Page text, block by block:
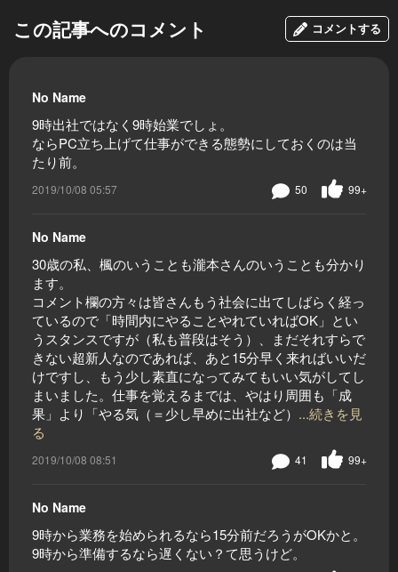
この記事へのコメント コメントする
No Name
9時出社ではなく9時始業でしょ。
ならPC立ち上げて仕事ができる態勢にしておくのは当
たり前。
2019/10/08 05:57 99+
50
No Name
30歳の私、楓のいうことも瀧本さんのいうことも分かり
ます。
コメント欄の方々は皆さんもう社会に出てしばらく経っ
ているので「時間内にやることやれていればOK」とい
うスタンスですが（私も普段はそう）、まだそれすらで
きない超新人なのであれば、あと15分早く来ればいいだ
けですし、もう少し素直になってみてもいい気がしてし
まいました。仕事を覚えるまでは、やはり周囲も「成
果」より「やる気（＝少し早めに出社など） ...続きを見
る
2019/10/08 08:51 99+
41
No Name
9時から業務を始められるなら15分前だろうがOKかと。
9時から準備するなら遅くない？て思うけど。